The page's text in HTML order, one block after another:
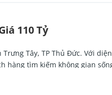
110 Tỷ
Trưng Tây, TP Thủ Đức. Với diện
hàng tìm kiếm không gian